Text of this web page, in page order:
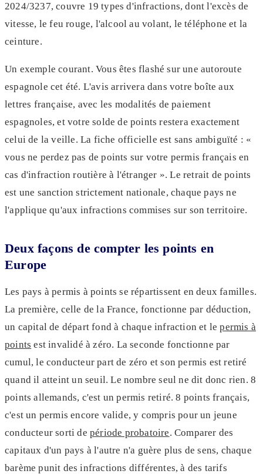
2024/3237, couvre 19 types d'infractions, dont l'excès de
vitesse, le feu rouge, l'alcool au volant, le téléphone et la
ceinture.
Un exemple courant. Vous êtes flashé sur une autoroute
espagnole cet été. L'avis arrivera dans votre boîte aux
lettres française, avec les modalités de paiement
espagnoles, et votre solde de points restera exactement
celui de la veille. La fiche officielle est sans ambiguïté : «
vous ne perdez pas de points sur votre permis français en
cas d'infraction routière à l'étranger ». Le retrait de points
est une sanction strictement nationale, chaque pays ne
l'applique qu'aux infractions commises sur son territoire.
Deux façons de compter les points en
Europe
Les pays à permis à points se répartissent en deux familles.
La première, celle de la France, fonctionne par déduction,
un capital de départ fond à chaque infraction et lepermis à
points est invalidé à zéro. La seconde fonctionne par
cumul, le conducteur part de zéro et son permis est retiré
quand il atteint un seuil. Le nombre seul ne dit donc rien. 8
points allemands, c'est un permis retiré. 8 points français,
c'est un permis encore valide, y compris pour un jeune
conducteur sorti de période probatoire. Comparer des
capitaux d'un pays à l'autre n'a guère plus de sens, chaque
barème punit des infractions différentes, à des tarifs